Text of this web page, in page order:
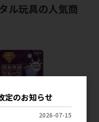
ル玩具の人気商
定のお知らせ
2026-07-15